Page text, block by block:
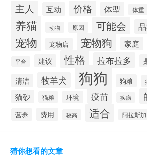
主人 互动 价格 体型 体重
养猫 动物 原因 可能会
宠物 宠物店 宠物狗 家庭
平台 建议 性格 拉布拉多
清洁 牧羊犬 狗狗 狗粮
猫砂 猫粮 环境 疫苗 疾病
营养 费用 较高 适合 阿拉斯加
猜你想看的文章